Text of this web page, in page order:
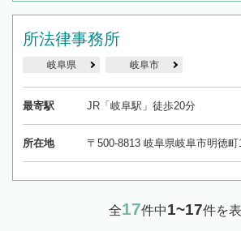
所法律事務所
岐阜県 岐阜市
最寄駅 JR「岐阜駅」徒歩20分
所在地 〒500-8813 岐阜県岐阜市明徳
全17件中1~17件を